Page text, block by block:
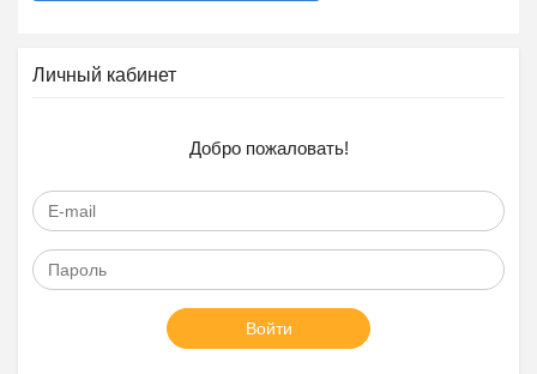
Личный кабинет
Добро пожаловать!
Войти